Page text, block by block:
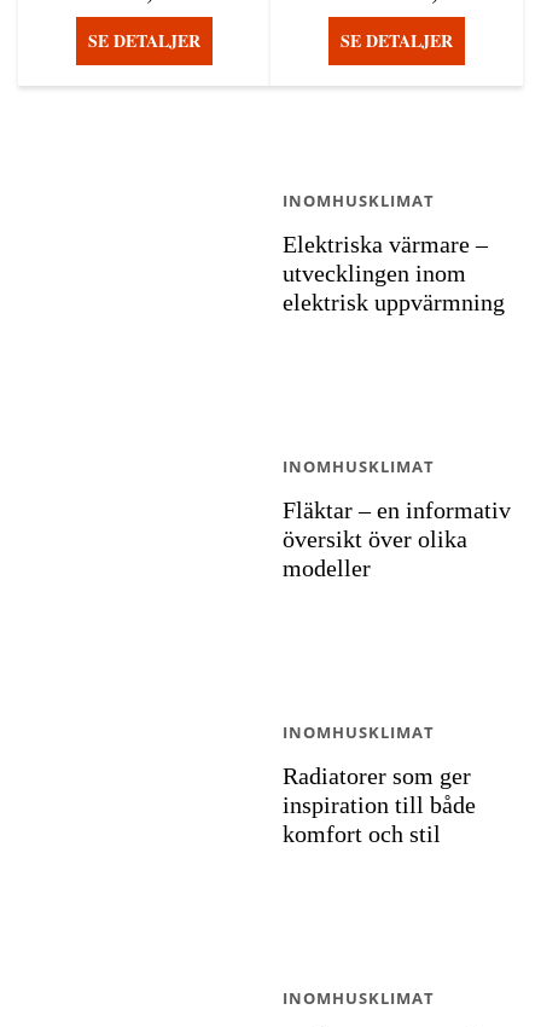
SE DETALJER SE DETALJER
Elektriska värmare –
utvecklingen inom
elektrisk uppvärmning
INOMHUSKLIMAT
Fläktar – en informativ
översikt över olika
modeller
INOMHUSKLIMAT
Radiatorer som ger
inspiration till både
komfort och stil
INOMHUSKLIMAT
INOMHUSKLIMAT